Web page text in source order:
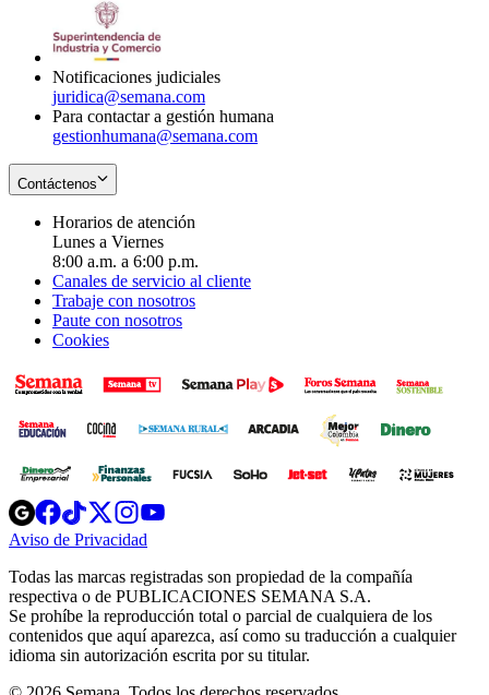
Notificaciones judiciales
juridica@semana.com
Para contactar a gestión humana
gestionhumana@semana.com
Contáctenos
Horarios de atención
Lunes a Viernes
8:00 a.m. a 6:00 p.m.
Canales de servicio al cliente
Trabaje con nosotros
Paute con nosotros
Cookies
Opens
in
new
Opens
in
new
Opens
in
new
window
Opens
new
windowwindow
Aviso de Privacidad
new
window
Todas las marcas registradas son propiedad de la compañía
respectiva o de PUBLICACIONES SEMANA S.A.
Se prohíbe la reproducción total o parcial de cualquiera de los
contenidos que aquí aparezca, así como su traducción a cualquier
idioma sin autorización escrita por su titular.